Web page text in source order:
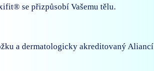
se přizpůsobí Vašemu tělu.
a dermatologicky akreditovaný Aliancí